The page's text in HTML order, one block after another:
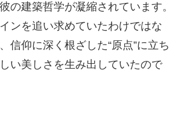
の建築哲学が凝縮されています。
ンを追い求めていたわけではな
信仰に深く根ざした“原点”に立ち
い美しさを生み出していたので